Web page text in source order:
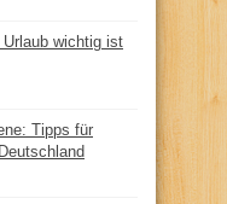
wichtig ist
Tipps für